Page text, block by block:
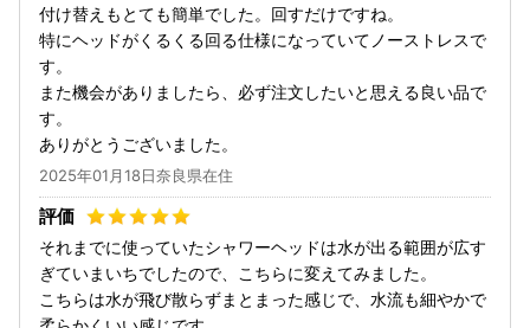
付け替えもとても簡単でした。回すだけですね。
特にヘッドがくるくる回る仕様になっていてノーストレスで
す。
また機会がありましたら、必ず注文したいと思える良い品で
す。
ありがとうございました。
2025年01月18日奈良県在住
それまでに使っていたシャワーヘッドは水が出る範囲が広す
ぎていまいちでしたので、こちらに変えてみました。
こちらは水が飛び散らずまとまった感じで、水流も細やかで